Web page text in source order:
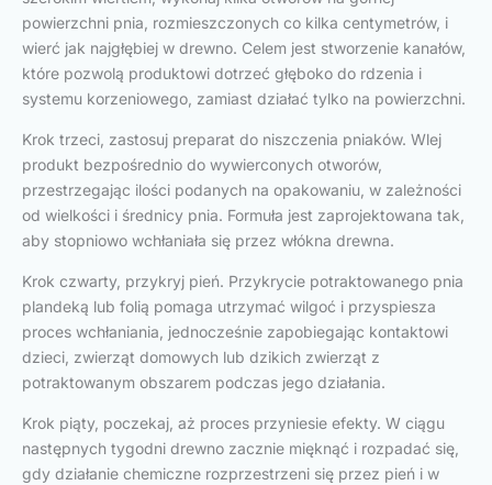
powierzchni pnia, rozmieszczonych co kilka centymetrów, i
wierć jak najgłębiej w drewno. Celem jest stworzenie kanałów,
które pozwolą produktowi dotrzeć głęboko do rdzenia i
systemu korzeniowego, zamiast działać tylko na powierzchni.
Krok trzeci, zastosuj preparat do niszczenia pniaków. Wlej
produkt bezpośrednio do wywierconych otworów,
przestrzegając ilości podanych na opakowaniu, w zależności
od wielkości i średnicy pnia. Formuła jest zaprojektowana tak,
aby stopniowo wchłaniała się przez włókna drewna.
Krok czwarty, przykryj pień. Przykrycie potraktowanego pnia
plandeką lub folią pomaga utrzymać wilgoć i przyspiesza
proces wchłaniania, jednocześnie zapobiegając kontaktowi
dzieci, zwierząt domowych lub dzikich zwierząt z
potraktowanym obszarem podczas jego działania.
Krok piąty, poczekaj, aż proces przyniesie efekty. W ciągu
następnych tygodni drewno zacznie mięknąć i rozpadać się,
gdy działanie chemiczne rozprzestrzeni się przez pień i w